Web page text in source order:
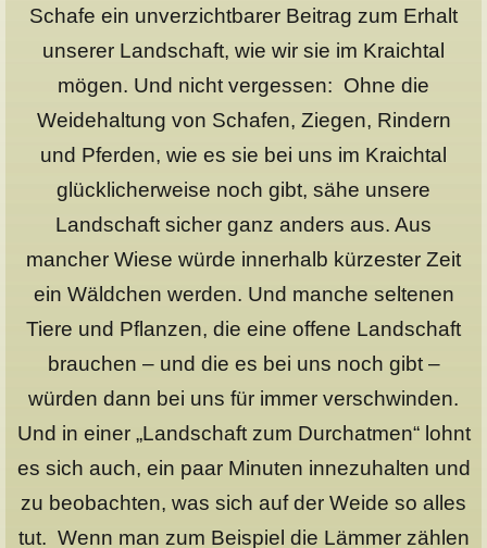
Schafe ein unverzichtbarer Beitrag zum Erhalt
unserer Landschaft, wie wir sie im Kraichtal
mögen. Und nicht vergessen: Ohne die
Weidehaltung von Schafen, Ziegen, Rindern
und Pferden, wie es sie bei uns im Kraichtal
glücklicherweise noch gibt, sähe unsere
Landschaft sicher ganz anders aus. Aus
mancher Wiese würde innerhalb kürzester Zeit
ein Wäldchen werden. Und manche seltenen
Tiere und Pflanzen, die eine offene Landschaft
brauchen – und die es bei uns noch gibt –
würden dann bei uns für immer verschwinden.
Und in einer „Landschaft zum Durchatmen“ lohnt
es sich auch, ein paar Minuten innezuhalten und
zu beobachten, was sich auf der Weide so alles
tut. Wenn man zum Beispiel die Lämmer zählen